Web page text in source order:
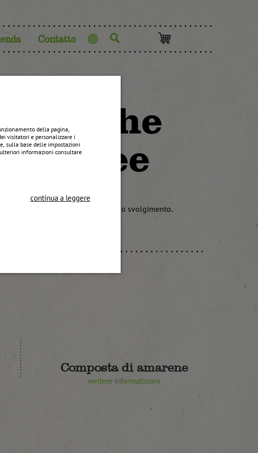
della pagina,
visitatori e personalizzare i
sulla base delle impostazioni
informazioni consultare
continua a leggere
Contatto Lingua
nella regione di Kittsee è in pieno svolgimento.
Composta di amarene
weitere Informationen